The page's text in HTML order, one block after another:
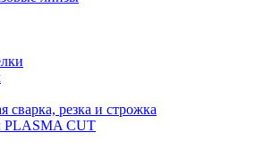
сварка, резка и строжка
PLASMA CUT